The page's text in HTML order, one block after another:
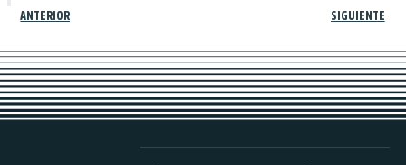
ANTERIOR SIGUIENTE